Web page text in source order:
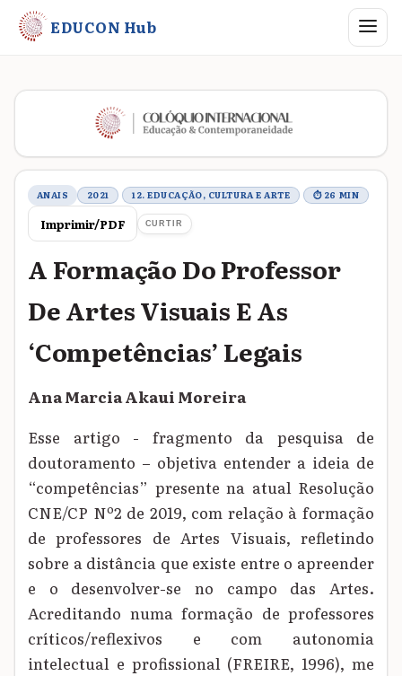
EDUCON Hub Abrir
Metadados do trabalho
ANAIS 2021 12. EDUCAÇÃO, CULTURA E ARTE ⏱ 26 MIN
Imprimir/PDF CURTIR
A Formação Do Professor
De Artes Visuais E As
‘Competências’ Legais
Ana Marcia Akaui Moreira
Esse artigo - fragmento da pesquisa de
doutoramento – objetiva entender a ideia de
“competências” presente na atual Resolução
CNE/CP Nº2 de 2019, com relação à formação
de professores de Artes Visuais, refletindo
sobre a distância que existe entre o apreender
e o desenvolver-se no campo das Artes.
Acreditando numa formação de professores
críticos/reflexivos e com autonomia
intelectual e profissional (FREIRE, 1996), me